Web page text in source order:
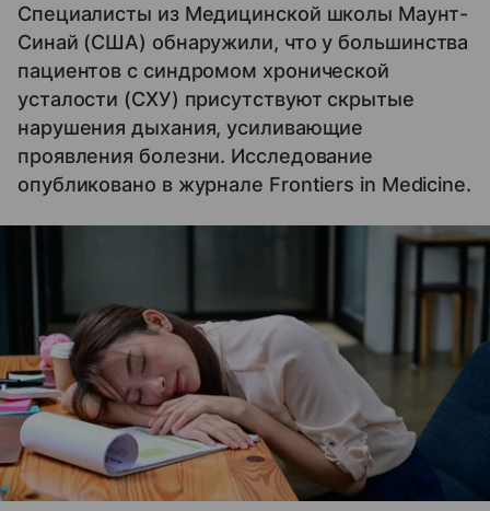
Специалисты из Медицинской школы Маунт-
Синай (США) обнаружили, что у большинства
пациентов с синдромом хронической
усталости (СХУ) присутствуют скрытые
нарушения дыхания, усиливающие
проявления болезни. Исследование
опубликовано в журнале Frontiers in Medicine.